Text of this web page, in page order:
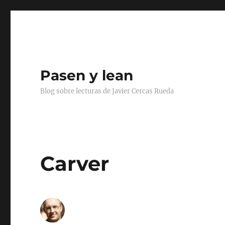
Pasen y lean
Blog sobre lecturas de Javier Cercas Rueda
Carver